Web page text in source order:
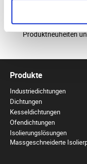
AUF DEM
Besuchen Sie
Produktneuheiten
Produkte
Industriedichtungen
Dichtungen
Kesseldichtungen
Ofendichtungen
Isolierungslösungen
Massgeschneiderte